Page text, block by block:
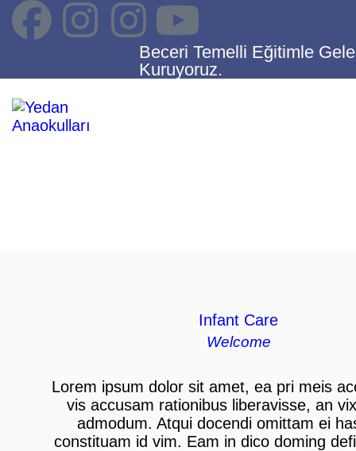
Beceri Temelli Eğitimle
Kuruyoruz.
ANASAYFA
KURUMSAL
ÖĞRENCİ ÖN
Infant Care
Welcome
Lorem ipsum dolor sit amet, ea pri meis
vis accusam rationibus liberavisse, an
admodum. Atqui docendi omittam ei
constituam id vim. Eam in dico doming